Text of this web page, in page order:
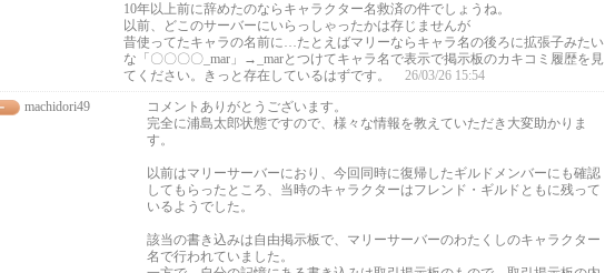
10年以上前に辞めたのならキャラクター名救済の件でしょうね。
以前、どこのサーバーにいらっしゃったかは存じませんが
昔使ってたキャラの名前に…たとえばマリーならキャラ名の後ろに拡張子みたい
な「〇〇〇〇_mar」→_marとつけてキャラ名で表示で掲示板のカキコミ履歴を見
てください。きっと存在しているはずです。
26/03/26 15:54
machidori49
コメントありがとうございます。
完全に浦島太郎状態ですので、様々な情報を教えていただき大変助かりま
す。
以前はマリーサーバーにおり、今回同時に復帰したギルドメンバーにも確認
してもらったところ、当時のキャラクターはフレンド・ギルドともに残って
いるようでした。
該当の書き込みは自由掲示板で、マリーサーバーのわたくしのキャラクター
名で行われていました。